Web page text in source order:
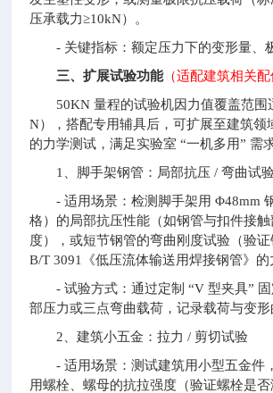
压承载力≥10kN）。
- 关键指标：额定压力下的变形量、极
三、扩展试验功能（适配建筑相关配
50KN 量程的试验机因力值覆盖范围
N），搭配专用辅具后，可扩展至建筑领
的力学测试，满足实验室 “一机多用” 需
1、脚手架钢管：局部抗压 / 弯曲试
- 适用场景：检测脚手架用 Φ48mm
格）的局部抗压性能（如钢管与扣件接
度），或短节钢管的弯曲刚度试验（验
B/T 3091《低压流体输送用焊接钢管》的
- 试验方式：通过定制 “V 型夹具” 固
部压力或三点弯曲载荷，记录载荷与变形
2、建筑小五金：拉力 / 剪切试验
- 适用场景：测试建筑用小型五金件
用螺栓、螺母的抗拉强度（验证螺栓是否